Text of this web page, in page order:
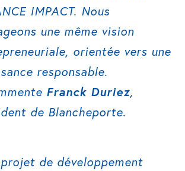
IMPACT. Nous
une même vision
orientée vers une
responsable.
Franck Duriez,
de Blancheporte.
de développement